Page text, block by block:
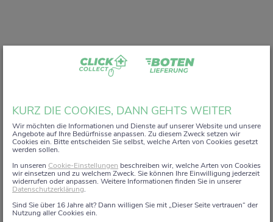
Liebe Kundin, lieber Kunde,
vielen Dank, dass Sie unser digitalesZACK+DA!
Aktionsregal genutzt haben.
Wir haben uns sehr gefreut, Sie auf diesem Weg begleiten
zu dürfen.
Dieses Angebot wird zum 15. Januar 2026 eingestellt.
Ab dem 16. Januar 2026 stehen die Online-
KURZ DIE COOKIES, DANN GEHTS WEITER
Wir möchten die Informationen und Dienste auf unserer Website und unsere
Angebote auf Ihre Bedürfnisse anpassen. Zu diesem Zweck setzen wir
Cookies ein. Bitte entscheiden Sie selbst, welche Arten von Cookies gesetzt
werden sollen.
In unseren Cookie-Einstellungen beschreiben wir, welche Arten von Cookies
wir einsetzen und zu welchem Zweck. Sie können Ihre Einwilligung jederzeit
widerrufen oder anpassen. Weitere Informationen finden Sie in unserer
Datenschutzerklärung.
Sind Sie über 16 Jahre alt? Dann willigen Sie mit „Dieser Seite vertrauen“ der
Nutzung aller Cookies ein.